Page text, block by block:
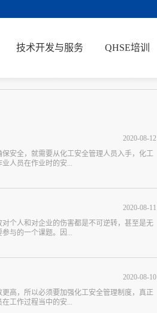
技术开发与服务 QHSE培训
安全，就需要从化工安全管理人员入手，化工
人员在作业时的安...
理相关人员，所以化工企业需要制定一套详尽
相监督的机制，使化工行业的人员工在作业的
员的监管，除了落实相关的责任制之外，还需
管理入手与化工行业，尤其是对于危险系数特
随时便可以调动车辆，通过定位可以更好的防
来规定巡检区域，路线巡检位置和时长等关键
关人员进行巡检，一旦发现异常，系统便...
2020-08-12
个人和对企业的伤害都是不可逆转，甚至是无
与的一个课题。因...
用所引起，设备在长时间使用之后可能会出现
在这种情况下操作设备的时候可能设备会突然
的发生，而通过工业安全技术培训可以让员工
通过安全检查和认真的分析便可以更好的避免
2020-08-11
高，所以必须要加强化工安全管理制度，真正
工作过程当中的安...
2020-08-10